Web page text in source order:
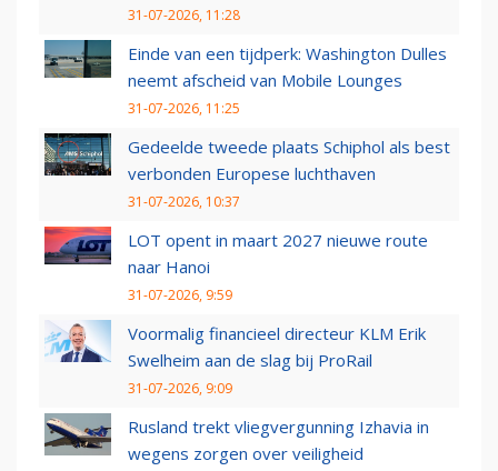
31-07-2026, 11:28
Einde van een tijdperk: Washington Dulles
neemt afscheid van Mobile Lounges
31-07-2026, 11:25
Gedeelde tweede plaats Schiphol als best
verbonden Europese luchthaven
31-07-2026, 10:37
LOT opent in maart 2027 nieuwe route
naar Hanoi
31-07-2026, 9:59
Voormalig financieel directeur KLM Erik
Swelheim aan de slag bij ProRail
31-07-2026, 9:09
Rusland trekt vliegvergunning Izhavia in
wegens zorgen over veiligheid